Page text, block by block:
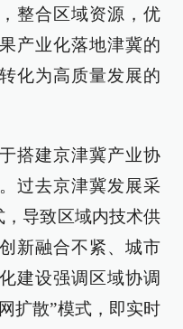
整合区域资源，优
产业化落地津冀的
化为高质量发展的
搭建京津冀产业协
过去京津冀发展采
导致区域内技术供
新融合不紧、城市
建设强调区域协调
扩散”模式，即实时